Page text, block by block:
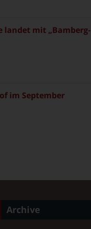
landet mit „Bamberg-
im September
Archive